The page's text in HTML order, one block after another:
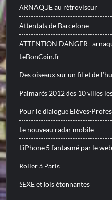
ARNAQUE au rétroviseur
Attentats de Barcelone
ATTENTION DANGER :
LeBonCoin.fr
Des oiseaux sur un fil et de
Palmarés 2012 des 10 villes
Pour le dialogue Elèves-
Le nouveau radar mobile
L’iPhone 5 fantasmé par le web
Roller à Paris
SEXE et lois étonnantes